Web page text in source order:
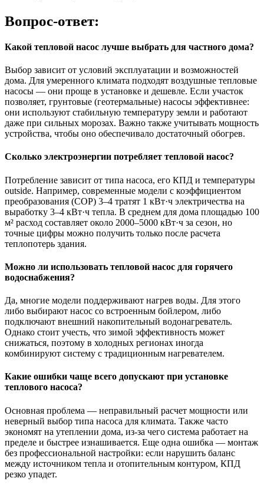
Вопрос-ответ:
Какой тепловой насос лучше выбрать для частного дома?
Выбор зависит от условий эксплуатации и возможностей
дома. Для умеренного климата подходят воздушные тепловые
насосы — они проще в установке и дешевле. Если участок
позволяет, грунтовые (геотермальные) насосы эффективнее:
они используют стабильную температуру земли и работают
даже при сильных морозах. Важно также учитывать мощность
устройства, чтобы оно обеспечивало достаточный обогрев.
Сколько электроэнергии потребляет тепловой насос?
Потребление зависит от типа насоса, его КПД и температуры
outside. Например, современные модели с коэффициентом
преобразования (COP) 3–4 тратят 1 кВт·ч электричества на
выработку 3–4 кВт·ч тепла. В среднем для дома площадью 100
м² расход составляет около 2000–5000 кВт·ч за сезон, но
точные цифры можно получить только после расчета
теплопотерь здания.
Можно ли использовать тепловой насос для горячего
водоснабжения?
Да, многие модели поддерживают нагрев воды. Для этого
либо выбирают насос со встроенным бойлером, либо
подключают внешний накопительный водонагреватель.
Однако стоит учесть, что зимой эффективность может
снижаться, поэтому в холодных регионах иногда
комбинируют систему с традиционным нагревателем.
Какие ошибки чаще всего допускают при установке
теплового насоса?
Основная проблема — неправильный расчет мощности или
неверный выбор типа насоса для климата. Также часто
экономят на утеплении дома, из-за чего система работает на
пределе и быстрее изнашивается. Еще одна ошибка — монтаж
без профессиональной настройки: если нарушить баланс
между источником тепла и отопительным контуром, КПД
резко упадет.